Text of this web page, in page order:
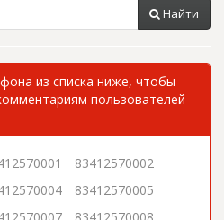
Найти
из списка ниже, чтобы
пользователей
83412570002
83412570005